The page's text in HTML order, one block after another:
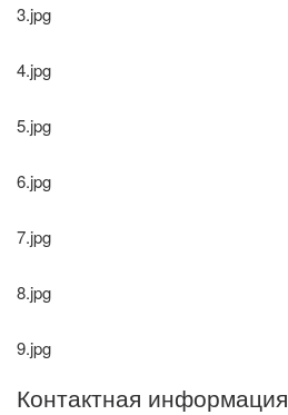
3.jpg
4.jpg
5.jpg
6.jpg
7.jpg
8.jpg
9.jpg
Контактная информация